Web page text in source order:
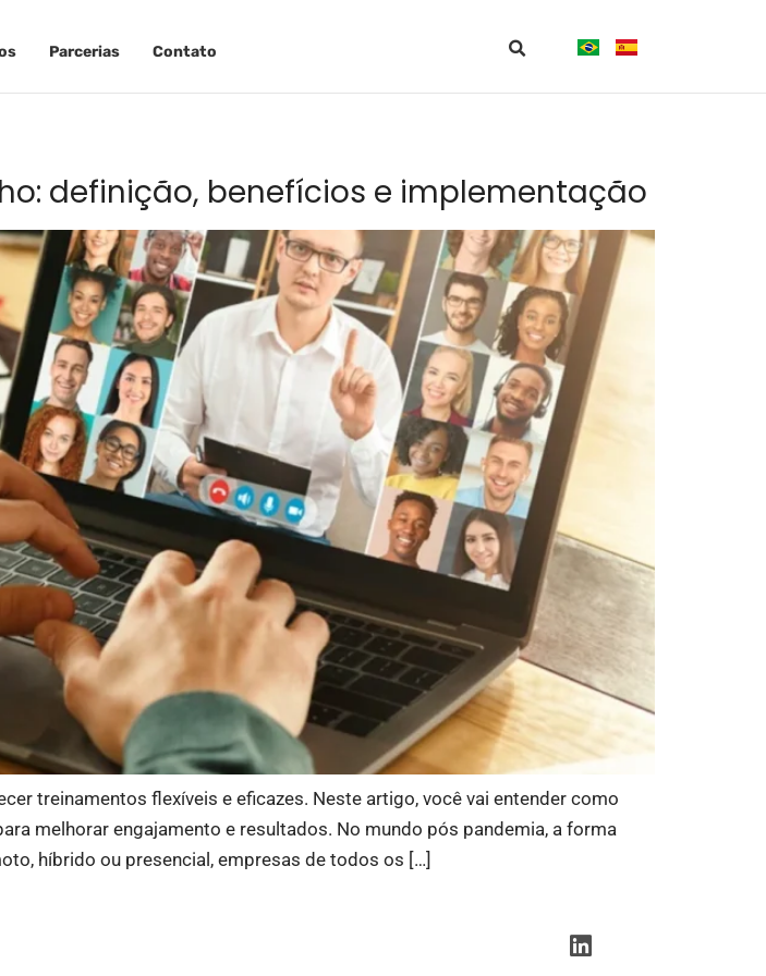
Parcerias Contato
definição, benefícios e implementação
treinamentos flexíveis e eficazes. Neste artigo, você vai entender como
melhorar engajamento e resultados. No mundo pós pandemia, a forma
híbrido ou presencial, empresas de todos os […]